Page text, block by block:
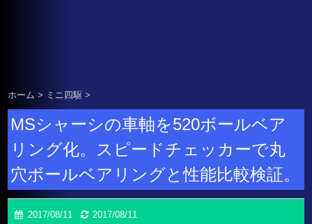
ホーム > ミニ四駆 >
MSシャーシの車軸を520ボールベア
リング化。スピードチェッカーで丸
穴ボールベアリングと性能比較検証。
2017/08/11 2017/08/11